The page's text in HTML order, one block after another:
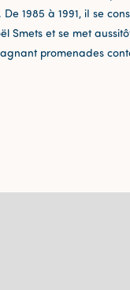
. De 1985 à 1991, iI se
Smets et se met
promenades